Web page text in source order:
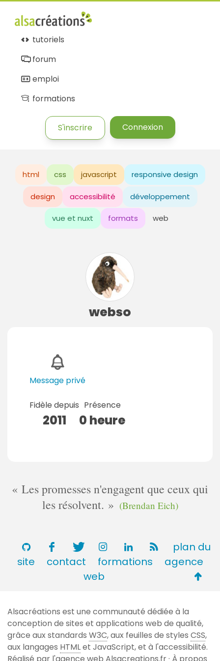
tutoriels
forum
emploi
formations
S'inscrire Connexion
html css javascript responsive design
design accessibilité développement
vue et nuxt formats web
webso
Message privé
Fidèle depuis
2011
Présence
0 heure
Les promesses n'engagent que ceux qui
les résolvent.
(Brendan Eich)
plan du
site
contact formations
agence
web
de
page
Alsacréations est une communauté dédiée à la
conception de sites et applications web de qualité,
grâce aux standards W3C, aux feuilles de styles CSS,
aux langages HTMLet JavaScript, et à l'accessibilité.